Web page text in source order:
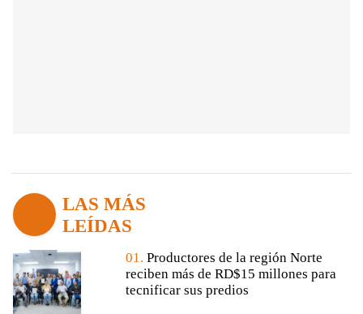
LAS MÁS
LEÍDAS
01. Productores de la región Norte
reciben más de RD$15 millones para
tecnificar sus predios